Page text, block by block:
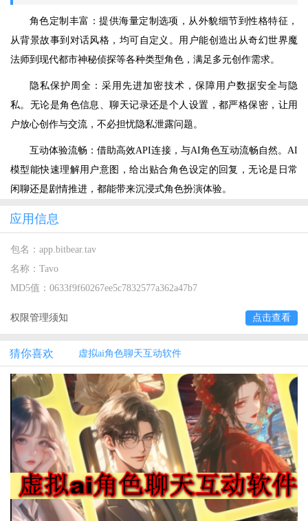
角色定制丰富：提供海量定制选项，从外貌细节到性格特征，
从背景故事到对话风格，均可自定义。用户能创造出从奇幻世界魔
法师到现代都市神秘侦探等各种类型角色，满足多元创作需求。
隐私保护周全：采用先进加密技术，保障用户数据安全与隐
私。无论是角色信息、聊天记录还是个人设置，都严格保密，让用
户放心创作与交流，不必担忧隐私泄露问题。
互动体验流畅：借助高效API连接，与AI角色互动流畅自然。AI
模型能快速理解用户意图，给出贴合角色设定的回复，无论是日常
闲聊还是剧情推进，都能带来沉浸式角色扮演体验。
应用信息
包名： app.bitbear.tav
名称： Tavo
MD5值： 0633f9f60267ee5c7832577a362a47b7
权限管理须知 点击查看
猜你喜欢 虚拟ai角色聊天互动软件